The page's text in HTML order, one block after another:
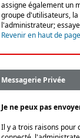
assigne également un
groupe d'utilisateurs,
l'administrateur;
Revenir en haut de page
Messagerie Privée
Je ne peux pas
Il y a trois raisons pour